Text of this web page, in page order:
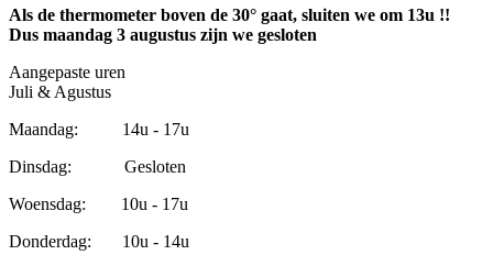
Als de thermometer boven de 30° gaat, sluiten we om 13u !!
Dus maandag 3 augustus zijn we gesloten
Aangepaste uren
Juli & Agustus
Maandag: 14u - 17u
Dinsdag: Gesloten
Woensdag: 10u - 17u
Donderdag: 10u - 14u